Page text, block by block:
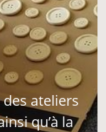
ateliers
qu’à la